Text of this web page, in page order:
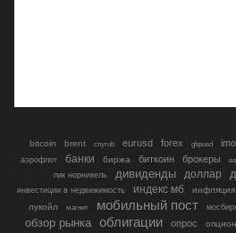
bitcoin brent cnyrub eurusd forex gbpusd
аэрофлот банки биржа биткоин брокеры
гмк норникель
дивиденды доллар
инвестиции в недвижимость индекс мб
инфляция
лукойл
магнит мобильный пост
обзор рынка облигации опрос